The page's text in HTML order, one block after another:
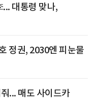
대통령 맞나,
정권, 2030엔 피눈물
... 매도 사이드카